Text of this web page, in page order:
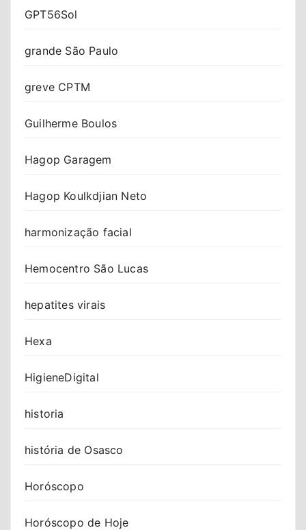
GPT56Sol
grande São Paulo
greve CPTM
Guilherme Boulos
Hagop Garagem
Hagop Koulkdjian Neto
harmonização facial
Hemocentro São Lucas
hepatites virais
Hexa
HigieneDigital
historia
história de Osasco
Horóscopo
Horóscopo de Hoje